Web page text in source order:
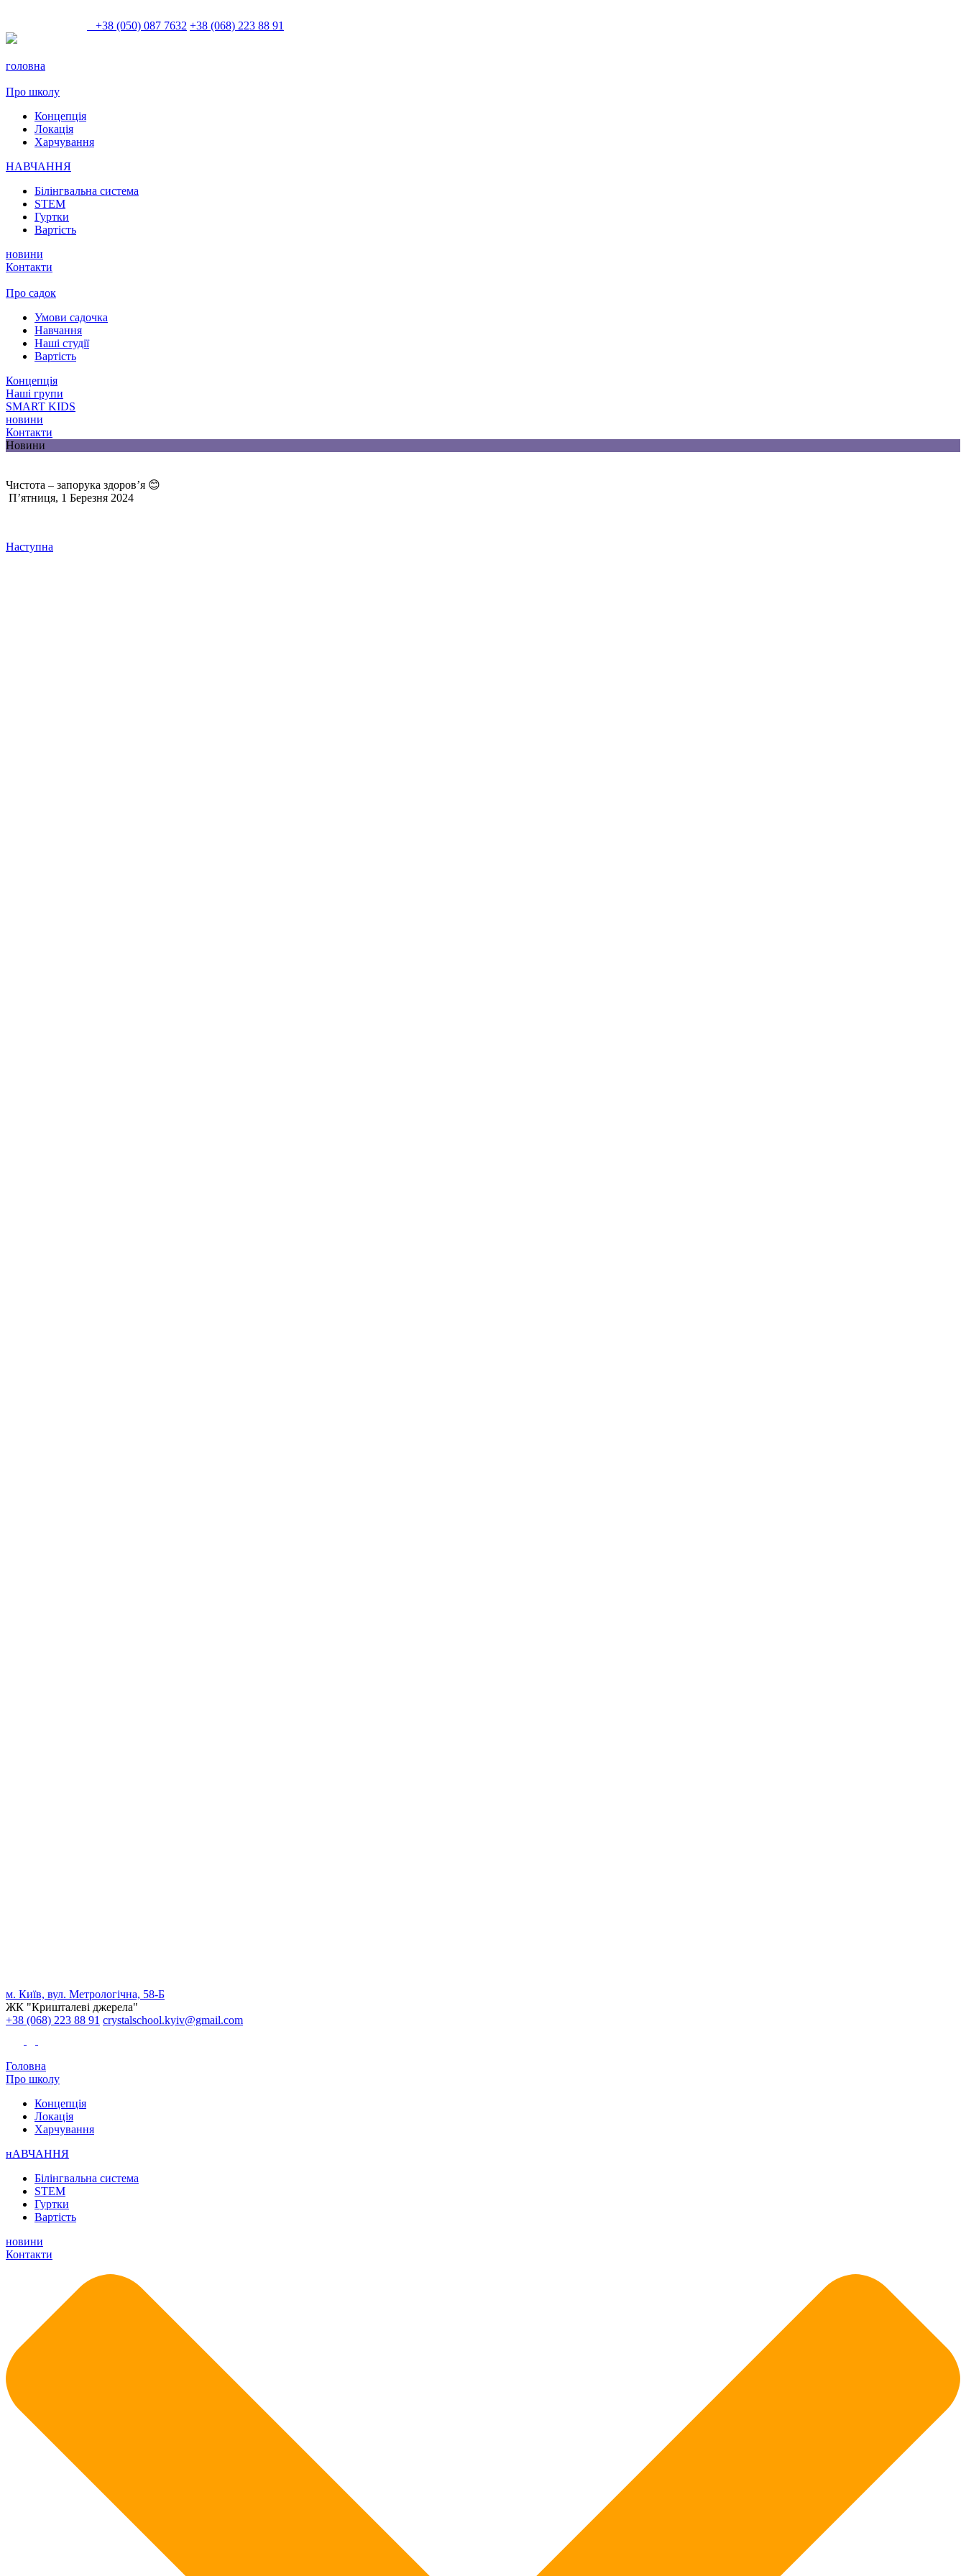
+38 (050) 087 7632 +38 (068) 223 88 91
головна
Про школу
Концепція
Локація
Харчування
НАВЧАННЯ
Білінгвальна система
STEM
Гуртки
Вартість
новини
Контакти
Про садок
Умови садочка
Навчання
Наші студії
Вартість
Концепція
Наші групи
SMART KIDS
новини
Контакти
Новини
Чистота – запорука здоровʼя 😊
П’ятниця, 1 Березня 2024
Наступна
м. Київ, вул. Метрологічна, 58-Б
ЖК "Кришталеві джерела"
+38 (068) 223 88 91 crystalschool.kyiv@gmail.com
Головна
Про школу
Концепція
Локація
Харчування
нАВЧАННЯ
Білінгвальна система
STEM
Гуртки
Вартість
новини
Контакти